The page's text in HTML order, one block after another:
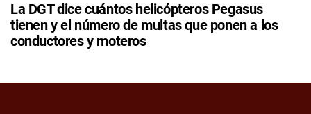
La DGT dice cuántos helicópteros Pegasus
tienen y el número de multas que ponen a los
conductores y moteros